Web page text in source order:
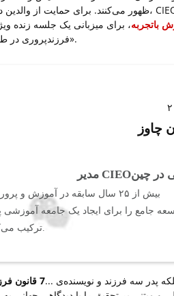
باتجربه، برای میزبانی یک جلسه زنده
فرزندپروری در طول تعطیلات تابستانی».
چاوز
مدیر CIEOدر چین
بیش از ۲۵ سال سابقه در آموزش و پرورش
جامع را برای ایجاد یک جامعه آموزشی
پدر سه فرزند و نویسنده‌ی ...7 قانون فرزندپروری